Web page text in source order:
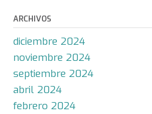
ARCHIVOS
diciembre 2024
noviembre 2024
septiembre 2024
abril 2024
febrero 2024